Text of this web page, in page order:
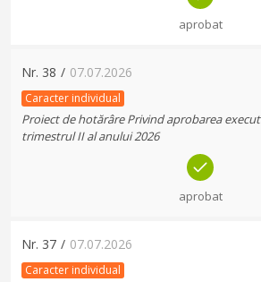
aprobat
Nr. 38 / 07.07.2026
Caracter individual
Proiect de hotărâre Privind aprobarea
trimestrul II al anului 2026
aprobat
Nr. 37 / 07.07.2026
Caracter individual